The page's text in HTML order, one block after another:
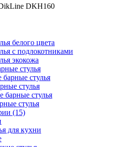
DKH160
белого цвета
с подлокотниками
экокожа
стулья
стулья
стулья
барные стулья
стулья
(15)
для кухни